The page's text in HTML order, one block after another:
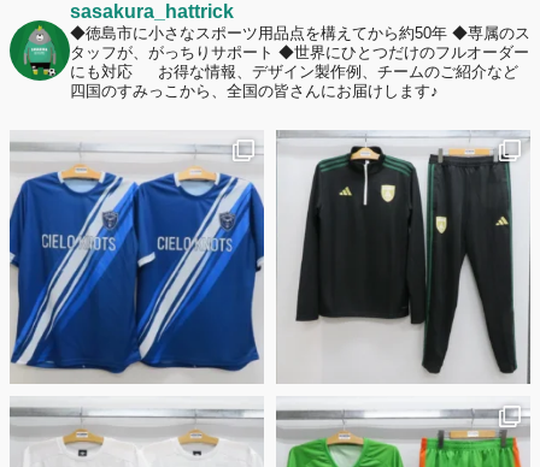
sasakura_hattrick
◆徳島市に小さなスポーツ用品点を構えてから約50年 ◆専属のス
タッフが、がっちりサポート ◆世界にひとつだけのフルオーダー
にも対応
お得な情報、デザイン製作例、チームのご紹介など
四国のすみっこから、全国の皆さんにお届けします♪